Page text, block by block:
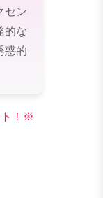
セン
的な
惑的
ト！※